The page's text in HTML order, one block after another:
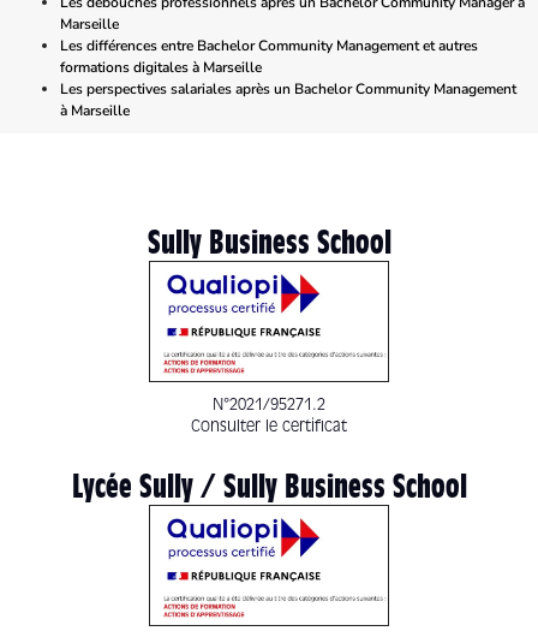
Marseille
Les différences entre Bachelor Community Management et autres
formations digitales à Marseille
Les perspectives salariales après un Bachelor Community Management
à Marseille
Sully Business School
N°2021/95271.2
Consulter le certificat
Lycée Sully / Sully Business School